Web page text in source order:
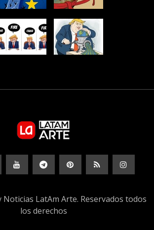
Noticias LatAm Arte. Reservados todos
los derechos